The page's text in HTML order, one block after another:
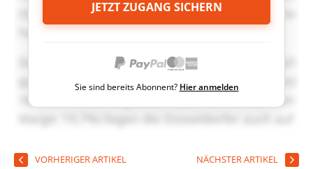
JETZT ZUGANG SICHERN
Sie sind bereits Abonnent? Hier anmelden
VORHERIGER ARTIKEL NÄCHSTER ARTIKEL